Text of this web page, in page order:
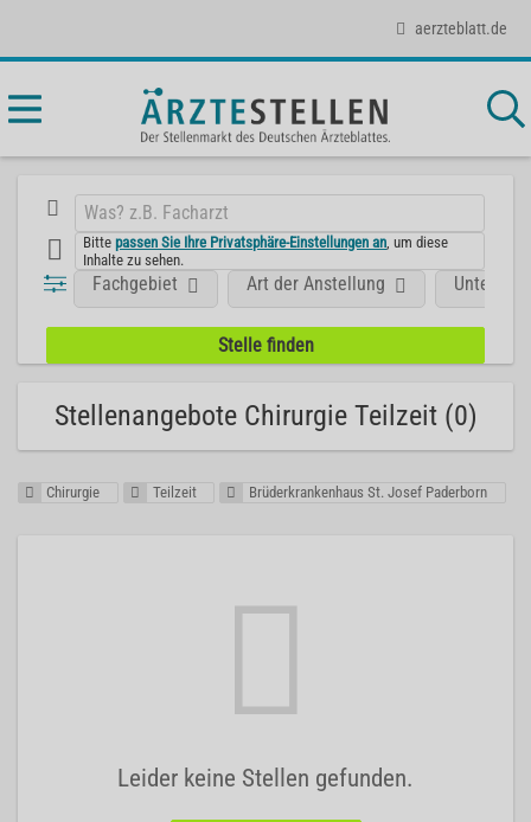
aerzteblatt.de
Bittepassen Sie Ihre Privatsphäre-Einstellungen an , um diese
Inhalte zu sehen.
Fachgebiet Art der Anstellung
Stellenangebote Chirurgie Teilzeit (0)
Chirurgie Teilzeit Brüderkrankenhaus St. Josef Paderborn
Leider keine Stellen gefunden.